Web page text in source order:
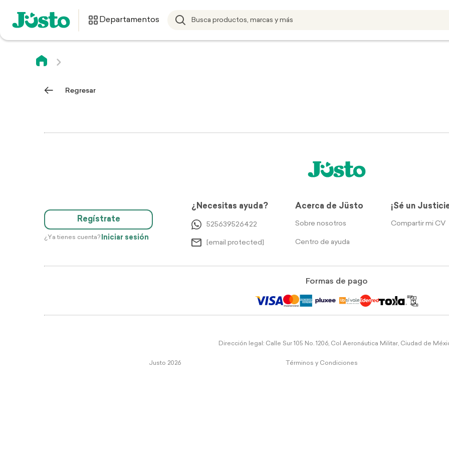
Departamentos
Regresar
Regístrate
¿Ya tienes cuenta? Iniciar sesión
¿Necesitas ayuda?
525639526422
[email protected]
Acerca de Jüsto
Sobre nosotros
Centro de ayuda
¡Sé un
Compartir mi CV
Formas de pago
Dirección legal: Calle Sur 105 No. 1206, Col Aeronáutica Militar, Ciudad de
Justo 2026 Términos y Condiciones